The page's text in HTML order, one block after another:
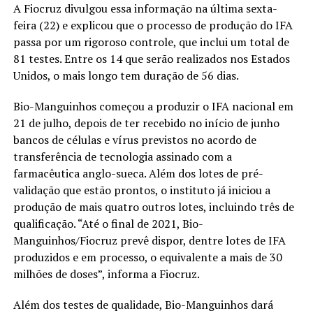
A Fiocruz divulgou essa informação na última sexta-
feira (22) e explicou que o processo de produção do IFA
passa por um rigoroso controle, que inclui um total de
81 testes. Entre os 14 que serão realizados nos Estados
Unidos, o mais longo tem duração de 56 dias.
Bio-Manguinhos começou a produzir o IFA nacional em
21 de julho, depois de ter recebido no início de junho
bancos de células e vírus previstos no acordo de
transferência de tecnologia assinado com a
farmacêutica anglo-sueca. Além dos lotes de pré-
validação que estão prontos, o instituto já iniciou a
produção de mais quatro outros lotes, incluindo três de
qualificação. “Até o final de 2021, Bio-
Manguinhos/Fiocruz prevê dispor, dentre lotes de IFA
produzidos e em processo, o equivalente a mais de 30
milhões de doses”, informa a Fiocruz.
Além dos testes de qualidade, Bio-Manguinhos dará